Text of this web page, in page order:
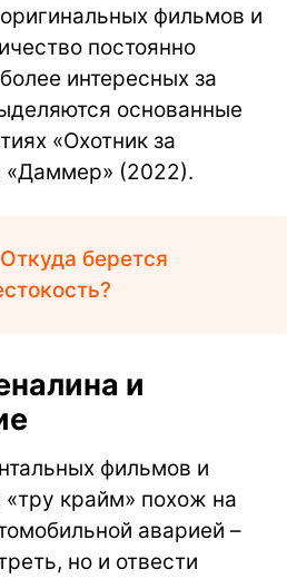
фильмов и
постоянно
интересных за
основанные
«Охотник за
«Даммер» (2022).
Откуда берется
и
фильмов и
крайм» похож на
аварией –
но и отвести